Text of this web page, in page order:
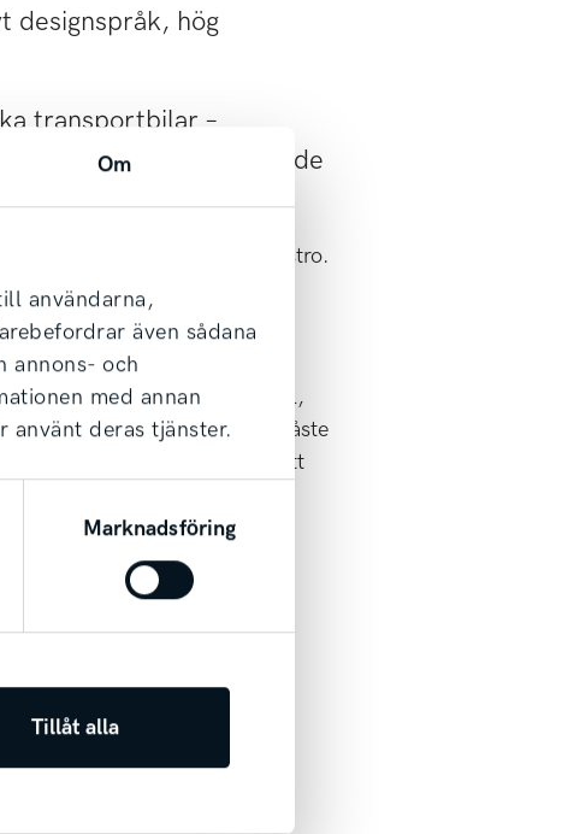
Om
användarna,
även sådana
annons- och
med annan
deras tjänster.
Marknadsföring
Tillåt alla
designspråk, hög
transportbilar –
Kia-modeller, inklusive de
direkt från fabrik.
och ett bättre liv. Framtidstro.
eller efter 15 000 körda mil,
ska gälla så måste
att arbetet utförts på ett
för registrerade bilar i